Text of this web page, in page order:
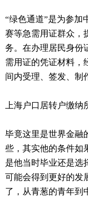
“绿色通道”是为参加
赛等急需用证群众，
务。在办理居民身份
需用证的凭证材料，
间内受理、签发、制
上海户口居转户缴纳
毕竟这里是世界金融
些，其实他的条件如
是他当时毕业还是选
可能会得到更好的发
了，从青葱的青年到